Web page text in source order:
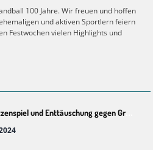
100 Jahre. Wir freuen und hoffen
und aktiven Sportlern feiern
Festwochen vielen Highlights und